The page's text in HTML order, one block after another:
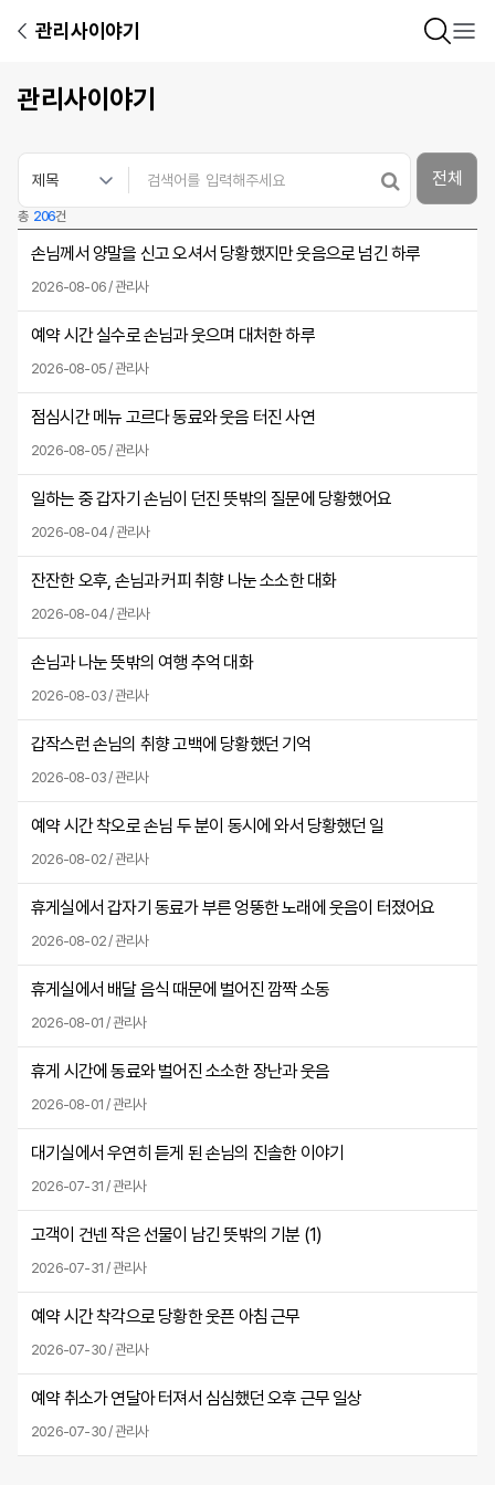
관리사이야기
관리사이야기
총 206건
전체
손님께서 양말을 신고 오셔서 당황했지만 웃음으로 넘긴 하루
2026-08-06 / 관리사
예약 시간 실수로 손님과 웃으며 대처한 하루
2026-08-05 / 관리사
점심시간 메뉴 고르다 동료와 웃음 터진 사연
2026-08-05 / 관리사
일하는 중 갑자기 손님이 던진 뜻밖의 질문에 당황했어요
2026-08-04 / 관리사
잔잔한 오후, 손님과 커피 취향 나눈 소소한 대화
2026-08-04 / 관리사
손님과 나눈 뜻밖의 여행 추억 대화
2026-08-03 / 관리사
갑작스런 손님의 취향 고백에 당황했던 기억
2026-08-03 / 관리사
예약 시간 착오로 손님 두 분이 동시에 와서 당황했던 일
2026-08-02 / 관리사
휴게실에서 갑자기 동료가 부른 엉뚱한 노래에 웃음이 터졌어요
2026-08-02 / 관리사
휴게실에서 배달 음식 때문에 벌어진 깜짝 소동
2026-08-01 / 관리사
휴게 시간에 동료와 벌어진 소소한 장난과 웃음
2026-08-01 / 관리사
대기실에서 우연히 듣게 된 손님의 진솔한 이야기
2026-07-31 / 관리사
고객이 건넨 작은 선물이 남긴 뜻밖의 기분 (1)
2026-07-31 / 관리사
예약 시간 착각으로 당황한 웃픈 아침 근무
2026-07-30 / 관리사
예약 취소가 연달아 터져서 심심했던 오후 근무 일상
2026-07-30 / 관리사